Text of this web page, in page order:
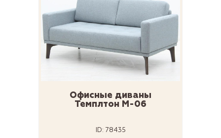
Офисные диваны
Темплтон М-06
ID: 78435